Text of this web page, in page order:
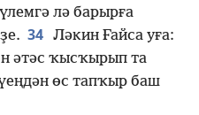
лә барырға
34 Ләкин Ғайса уға:
әтәс ҡысҡырып та
өс тапҡыр баш